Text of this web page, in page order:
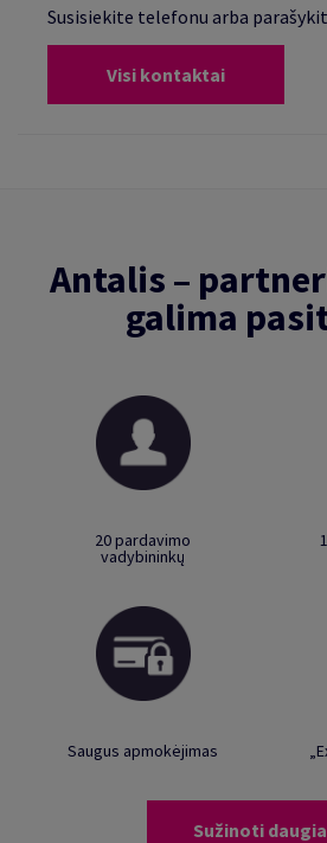
Susisiekite telefonu arba
Visi kontaktai
Antalis –
galima
20 pardavimo
vadybininkų
Saugus apmokėjimas
Sužinoti